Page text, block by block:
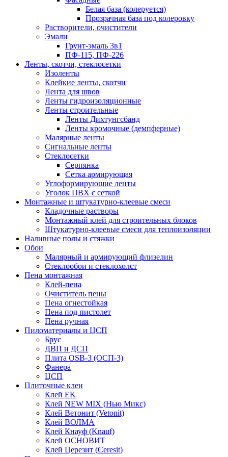
Белая база (колеруется)
Прозрачная база под колеровку
Растворители, очистители
Эмали
Грунт-эмаль 3в1
ПФ-115, ПФ-226
Ленты, скотчи, стеклосетки
Изоленты
Клейкие ленты, скотчи
Лента для швов
Ленты гидроизоляционные
Ленты строительные
Ленты Дихтунгсбанд
Ленты кромочные (демпферные)
Малярные ленты
Сигнальные ленты
Стеклосетки
Серпянка
Сетка армирующая
Углоформирующие ленты
Уголок ПВХ с сеткой
Монтажные и штукатурно-клеевые смеси
Кладочные растворы
Монтажный клей для строительных блоков
Штукатурно-клеевые смеси для теплоизоляции
Наливные полы и стяжки
Обои
Малярный и армирующий флизелин
Стеклообои и стеклохолст
Пена монтажная
Клей-пена
Очиститель пены
Пена огнестойкая
Пена под пистолет
Пена ручная
Пиломатериалы и ЦСП
Брус
ДВП и ДСП
Плита OSB-3 (ОСП-3)
Фанера
ЦСП
Плиточные клеи
Клей EK
Клей NEW MIX (Нью Микс)
Клей Ветонит (Vetonit)
Клей ВОЛМА
Клей Кнауф (Knauf)
Клей ОСНОВИТ
Клей Церезит (Ceresit)